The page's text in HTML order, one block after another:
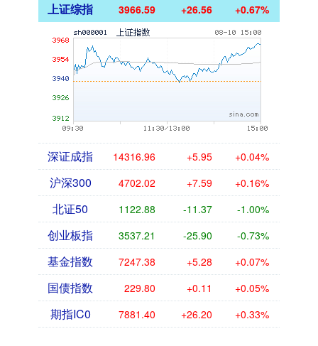
上证综指 3966.59 +26.56 +0.67%
深证成指 14316.96 +5.95 +0.04%
沪深300 4702.02 +7.59 +0.16%
北证50 1122.88 -11.37 -1.00%
创业板指 3537.21 -25.90 -0.73%
基金指数 7247.38 +5.28 +0.07%
国债指数 229.80 +0.11 +0.05%
期指IC0 7881.40 +26.20 +0.33%